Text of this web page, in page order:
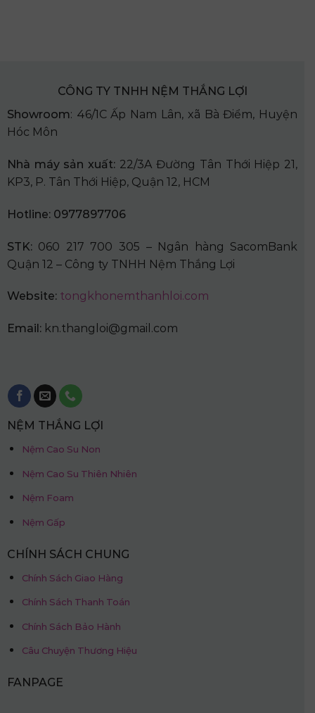
CÔNG TY TNHH NỆM THẮNG LỢI
Showroom: 46/1C Ấp Nam Lân, xã Bà Điểm, Huyện
Hóc Môn
Nhà máy sản xuất: 22/3A Đường Tân Thới Hiệp 21,
KP3, P. Tân Thới Hiệp, Quận 12, HCM
Hotline: 0977897706
STK:060 217 700 305 – Ngân hàng SacomBank
Quận 12 – Công ty TNHH Nệm Thắng Lợi
Website: tongkhonemthanhloi.com
Email:kn.thangloi@gmail.com
NỆM THẮNG LỢI
Nệm Cao Su Non
Nệm Cao Su Thiên Nhiên
Nệm Foam
Nệm Gấp
CHÍNH SÁCH CHUNG
Chính Sách Giao Hàng
Chính Sách Thanh Toán
Chính Sách Bảo Hành
Câu Chuyện Thương Hiệu
FANPAGE